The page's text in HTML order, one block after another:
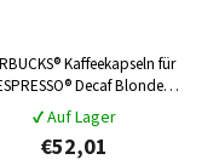
Kaffeekapseln für
Decaf Blonde
Espresso Roast 120 Stück
✔ Auf Lager
€52,01